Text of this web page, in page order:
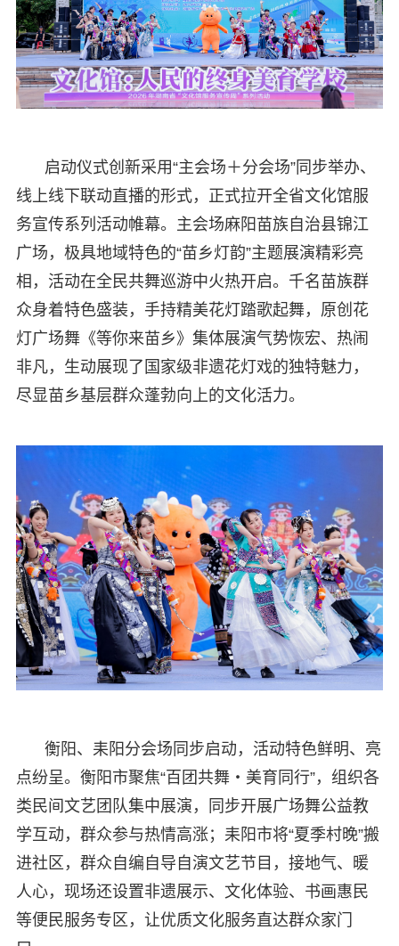
启动仪式创新采用“主会场＋分会场”同步举办、
线上线下联动直播的形式，正式拉开全省文化馆服
务宣传系列活动帷幕。主会场麻阳苗族自治县锦江
广场，极具地域特色的“苗乡灯韵”主题展演精彩亮
相，活动在全民共舞巡游中火热开启。千名苗族群
众身着特色盛装，手持精美花灯踏歌起舞，原创花
灯广场舞《等你来苗乡》集体展演气势恢宏、热闹
非凡，生动展现了国家级非遗花灯戏的独特魅力，
尽显苗乡基层群众蓬勃向上的文化活力。
衡阳、耒阳分会场同步启动，活动特色鲜明、亮
点纷呈。衡阳市聚焦“百团共舞・美育同行”，组织各
类民间文艺团队集中展演，同步开展广场舞公益教
学互动，群众参与热情高涨；耒阳市将“夏季村晚”搬
进社区，群众自编自导自演文艺节目，接地气、暖
人心，现场还设置非遗展示、文化体验、书画惠民
等便民服务专区，让优质文化服务直达群众家门